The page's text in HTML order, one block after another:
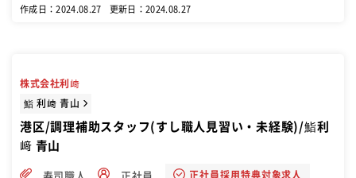
作成日：2024.08.27 更新日：2024.08.27
株式会社利﨑
鮨 利﨑 青山
港区/調理補助スタッフ(すし職人見習い・未経験)/鮨利
﨑 青山
正社員採用特典対象求人